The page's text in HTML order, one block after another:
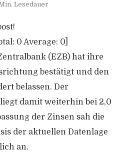
Lesedauer
0 Average: 0]
(EZB) hat ihre
bestätigt und den
belassen. Der
damit weiterhin bei 2,0
der Zinsen sah die
der aktuellen Datenlage
an.